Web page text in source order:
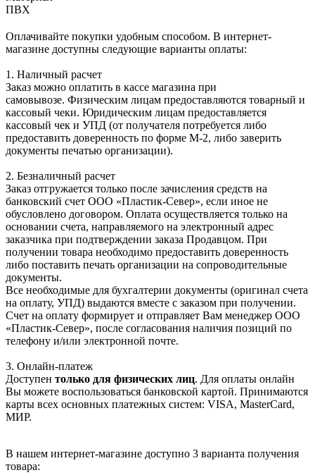
ПВХ
Оплачивайте покупки удобным способом. В интернет-
магазине доступны следующие варианты оплаты:
1. Наличный расчет
Заказ можно оплатить в кассе магазина при
самовывозе. Физическим лицам предоставляются товарный и
кассовый чеки. Юридическим лицам предоставляется
кассовый чек и УПД (от получателя потребуется либо
предоставить доверенность по форме М-2, либо заверить
документы печатью организации).
2. Безналичный расчет
Заказ отгружается только после зачисления средств на
банковский счет ООО «Пластик-Север», если иное не
обусловлено договором. Оплата осуществляется только на
основании счета, направляемого на электронный адрес
заказчика при подтверждении заказа Продавцом. При
получении товара необходимо предоставить доверенность
либо поставить печать организации на сопроводительные
документы.
Все необходимые для бухгалтерии документы (оригинал счета
на оплату, УПД) выдаются вместе с заказом при получении.
Счет на оплату формирует и отправляет Вам менеджер ООО
«Пластик-Север», после согласования наличия позиций по
телефону и/или электронной почте.
3. Онлайн-платеж
Доступен только для физических лиц. Для оплаты онлайн
Вы можете воспользоваться банковской картой. Принимаются
карты всех основных платежных систем: VISA, MasterCard,
МИР.
В нашем интернет-магазине доступно 3 варианта получения
товара: